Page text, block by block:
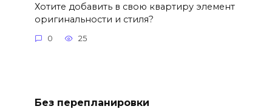
Хотите добавить в свою квартиру элемент
оригинальности и стиля?
0 25
Без перепланировки